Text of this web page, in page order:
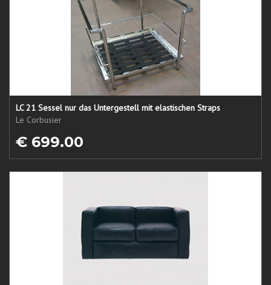
LC 21 Sessel nur das Untergestell mit elastischen Straps
Le Corbusier
€ 699.00